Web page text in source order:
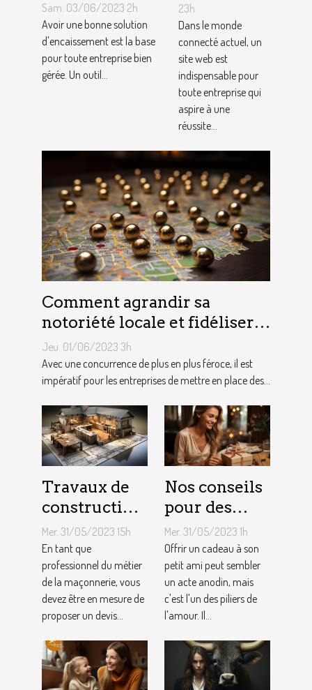
d'encaissement
pour votre
entreprise ?
Sam. 03/06/2023 2h
Avoir une bonne solution
d'encaissement est la base
pour toute entreprise bien
gérée. Un outil...
appel à un
spécialiste
de
conception
de site web
23h
Dans le monde
connecté actuel, un
site web est
indispensable pour
toute entreprise qui
aspire à une
réussite...
Comment agrandir sa
notoriété locale et fidéliser
sa clientèle grâce aux outils
du référencement local ?
Jeu. 01/06/2023 3h
Avec une concurrence de plus en plus féroce, il est
impératif pour les entreprises de mettre en place des...
Travaux de
construction
d’une maison
: Comment
établir le
devis avec un
artisan
maçon ?
Mer. 31/05/2023 15h
En tant que
professionnel du métier
de la maçonnerie, vous
devez être en mesure de
proposer un devis...
Nos conseils
pour des
cadeaux
idéaux et
originaux
pour votre
petit ami
Mer. 31/05/2023 1h
Offrir un cadeau à son
petit ami peut sembler
un acte anodin, mais
c'est l'un des piliers de
l'amour. Il...